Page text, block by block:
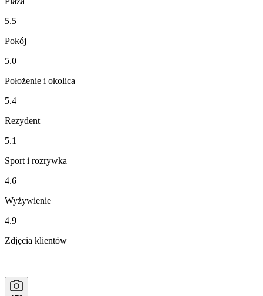
5.5
Pokój
5.0
Położenie i okolica
5.4
Rezydent
5.1
Sport i rozrywka
4.6
Wyżywienie
4.9
Zdjęcia klientów